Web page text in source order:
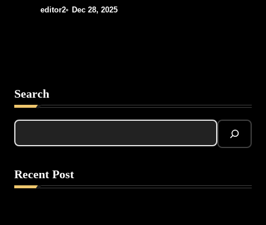
editor2 Dec 28, 2025
Search
Recent Post